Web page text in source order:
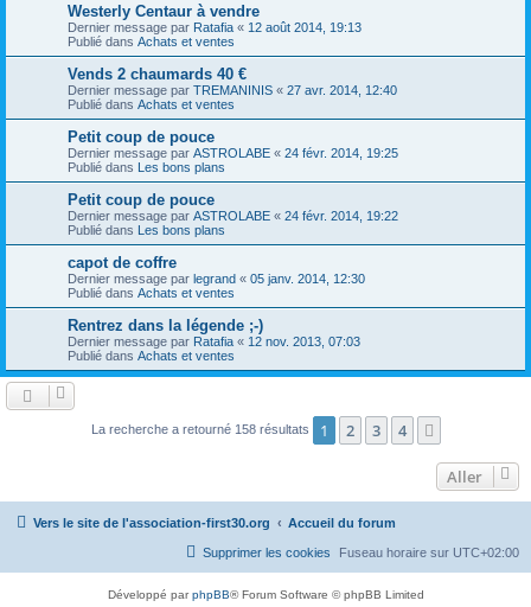
Westerly Centaur à vendre
Dernier message par Ratafia « 12 août 2014, 19:13
Publié dans Achats et ventes
Vends 2 chaumards 40 €
Dernier message par TREMANINIS « 27 avr. 2014, 12:40
Publié dans Achats et ventes
Petit coup de pouce
Dernier message par ASTROLABE « 24 févr. 2014, 19:25
Publié dans Les bons plans
Petit coup de pouce
Dernier message par ASTROLABE « 24 févr. 2014, 19:22
Publié dans Les bons plans
capot de coffre
Dernier message par legrand « 05 janv. 2014, 12:30
Publié dans Achats et ventes
Rentrez dans la légende ;-)
Dernier message par Ratafia « 12 nov. 2013, 07:03
Publié dans Achats et ventes
La recherche a retourné 158 résultats 1 2 3 4
Aller
Vers le site de l'association-first30.org Accueil du forum
Fuseau horaire sur UTC+02:00
Supprimer les cookies
Développé parphpBB® Forum Software © phpBB Limited